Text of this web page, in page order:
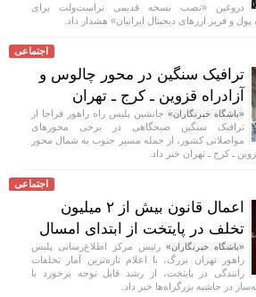
دروغین «نصب نسخه قدیمی تراست‌ولت برای
و فریز ارز‌های دیجیتال ایرانیان» هشدار داد.
اجتماعی
ترافیک سنگین در محور چالوس و
آزادراه قزوین ـ کرج ـ تهران
«باشگاه خبرنگاران» جانشین پلیس راه راهور فراجا از
ترافیک سنگین صبحگاهی در برخی محور‌های
مواصلاتی کشور، از جمله مسیر جنوب به شمال محور
ـ کرج ـ تهران خبر داد.
اجتماعی
اعمال قانون بیش از ۲ میلیون
تخلف در پایتخت از ابتدای امسال
«باشگاه خبرنگاران» رئیس مرکز اطلاع‌رسانی پلیس
راهور تهران بزرگ، با اعلام تازه‌ترین آمار تخلفات
رانندگی در پایتخت، از رشد قابل توجه برخورد با
در حاشیه بزرگراه‌ها خبر داد.